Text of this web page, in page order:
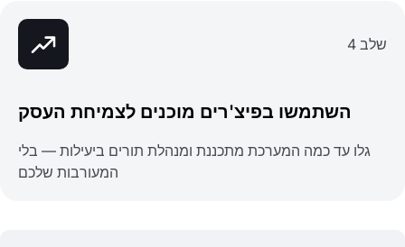
שלב 4
השתמשו בפיצ'רים מוכנים לצמיחת העסק
גלו עד כמה המערכת מתכננת ומנהלת תורים ביעילות — בלי
המעורבות שלכם